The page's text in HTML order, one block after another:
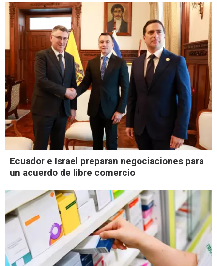
Ecuador e Israel preparan negociaciones para
un acuerdo de libre comercio